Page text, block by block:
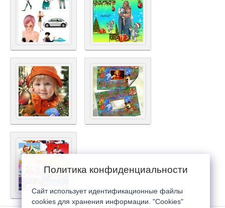
Политика конфиденциальности
Сайт использует идентификационные файлы
cookies для хранения информации. "Cookies"